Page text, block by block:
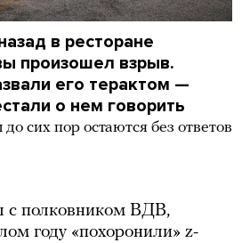
в ресторане
произошел взрыв.
его терактом —
о нем говорить
сих пор остаются без ответов
с полковником ВДВ,
году «похоронили» z-